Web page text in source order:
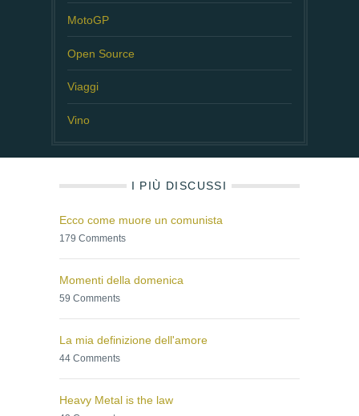
MotoGP
Open Source
Viaggi
Vino
I PIÙ DISCUSSI
Ecco come muore un comunista
179 Comments
Momenti della domenica
59 Comments
La mia definizione dell'amore
44 Comments
Heavy Metal is the law